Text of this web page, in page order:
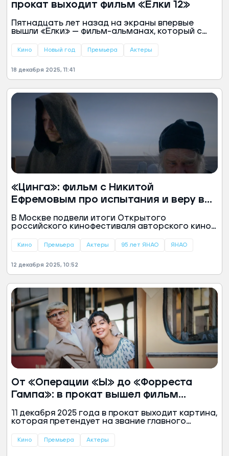
прокат выходит фильм «Елки 12»
Пятнадцать лет назад на экраны впервые
вышли «Елки» — фильм-альманах, который с
как запах мандаринов и бой курантов. Каждый
«Елки 12». «Ямал-Медиа» рассказывает, что
известно о новой истории.
Кино Новый год Премьера Актеры
18 декабря 2025, 11:41
«Цинга»: фильм с Никитой
Ефремовым про испытания и веру в
сердце ямальской тундры
В Москве подвели итоги Открытого
российского кинофестиваля авторского кино
драма «Цинга», снятая в ямальской тундре.
забрал три главные награды и заслужил
высокие оценки критиков. На большие экраны
лента выйдет в 2026 году.
Кино Премьера Актеры 95 лет ЯНАО ЯНАО
12 декабря 2025, 10:52
От «Операции «Ы» до «Форреста
Гампа»: в прокат вышел фильм
«Невероятные приключения Шурика»
11 декабря 2025 года в прокат выходит картина,
которая претендует на звание главного
приключения Шурика» — это не ремейк и не
Кино Премьера Актеры